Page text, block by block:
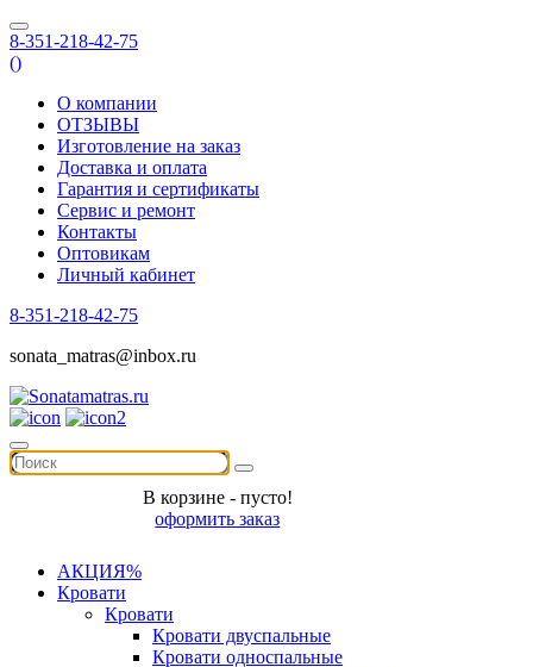
8-351-218-42-75
()
О компании
ОТЗЫВЫ
Изготовление на заказ
Доставка и оплата
Гарантия и сертификаты
Сервис и ремонт
Контакты
Оптовикам
Личный кабинет
8-351-218-42-75
sonata_matras@inbox.ru
В корзине - пусто!
оформить заказ
АКЦИЯ%
Кровати
Кровати
Кровати двуспальные
Кровати односпальные